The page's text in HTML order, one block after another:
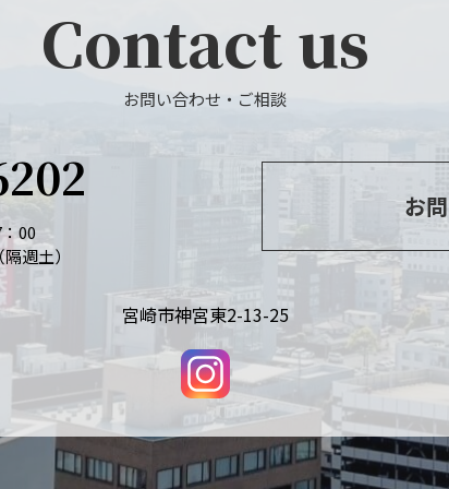
Contact us
お問い合わせ・ご相談
00
週土）
お
宮崎市神宮東2-13-25